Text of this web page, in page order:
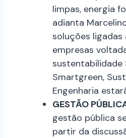
limpas, energia
adianta
soluções ligadas
empresas
sustentabilidade
Smartgreen,
Engenharia
GESTÃO
gestão pública
partir da